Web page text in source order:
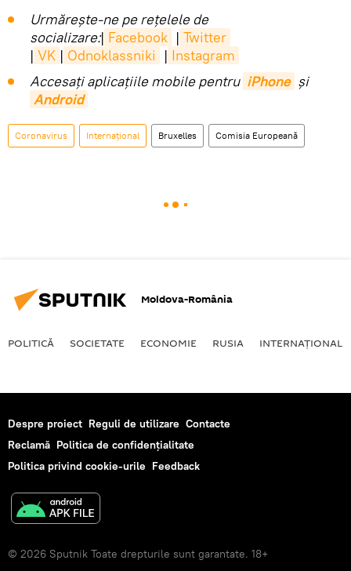
Urmărește-ne pe rețelele de
socializare:| Facebook | Twitter
| VK | Odnoklassniki | Instagram
Accesaţi aplicaţiile mobile pentru iPhone și
Android
Coronavirus Internaţional Bruxelles Comisia Europeană
Moldova-România
POLITICĂ SOCIETATE ECONOMIE RUSIA INTERNAŢIONAL
Despre proiect Reguli de utilizare Contacte
Reclamă Politica de confidențialitate
Politica privind cookie-urile Feedback
© 2026 Sputnik Toate drepturile sunt garantate. 18+